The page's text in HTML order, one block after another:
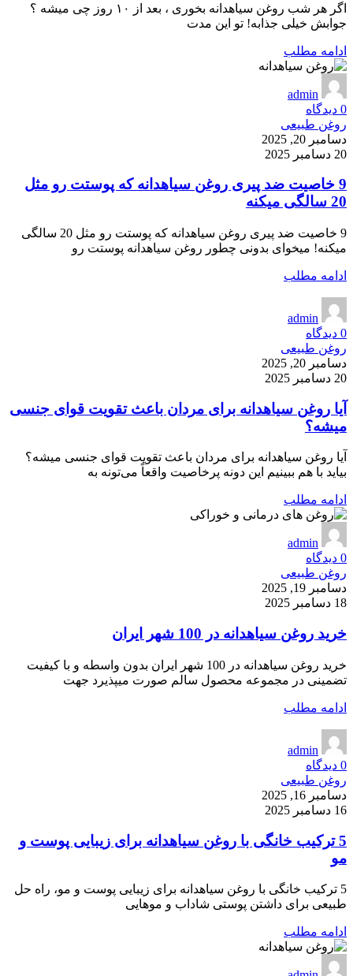
اگر هر شب روغن سیاهدانه بخوری ، بعد از ۱۰ روز چی میشه ؟
جوابش خیلی جذابه! تو این مدت
ادامه مطلب
admin
0 دیدگاه
روغن طبیعی
دسامبر 20, 2025
20 دسامبر 2025
9 خاصیت ضد پیری روغن سیاهدانه که پوستت رو مثل
20 سالگی میکنه
9 خاصیت ضد پیری روغن سیاهدانه که پوستت رو مثل 20 سالگی
میکنه! میخوای بدونی چطور روغن سیاهدانه پوستت رو
ادامه مطلب
admin
0 دیدگاه
روغن طبیعی
دسامبر 20, 2025
20 دسامبر 2025
آیا روغن سیاهدانه برای مردان باعث تقویت قوای جنسی
میشه؟
آیا روغن سیاهدانه برای مردان باعث تقویت قوای جنسی میشه؟
بیاید با هم ببینیم این دونه پرخاصیت واقعاً می‌تونه به
ادامه مطلب
admin
0 دیدگاه
روغن طبیعی
دسامبر 19, 2025
18 دسامبر 2025
خرید روغن سیاهدانه در 100 شهر ایران
خرید روغن سیاهدانه در 100 شهر ایران بدون واسطه و با کیفیت
تضمینی در مجموعه محصول سالم صورت میپذیرد جهت
ادامه مطلب
admin
0 دیدگاه
روغن طبیعی
دسامبر 16, 2025
16 دسامبر 2025
5 ترکیب خانگی با روغن سیاهدانه برای زیبایی پوست و
مو
5 ترکیب خانگی با روغن سیاهدانه برای زیبایی پوست و مو، راه حل
طبیعی برای داشتن پوستی شاداب و موهایی
ادامه مطلب